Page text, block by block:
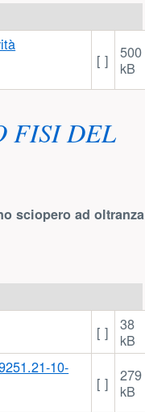
[ ]
500
kB
FISI DEL
sciopero ad oltranza
[ ]
38
kB
[ ]
279
kB